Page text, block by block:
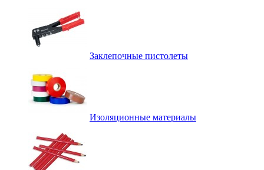
Заклепочные пистолеты
Изоляционные материалы